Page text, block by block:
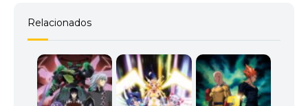
Relacionados